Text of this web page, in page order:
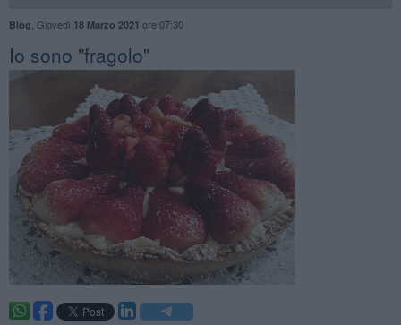
Blog Giovedì 18 Marzo 2021 ore 07:30
Io sono "fragolo"